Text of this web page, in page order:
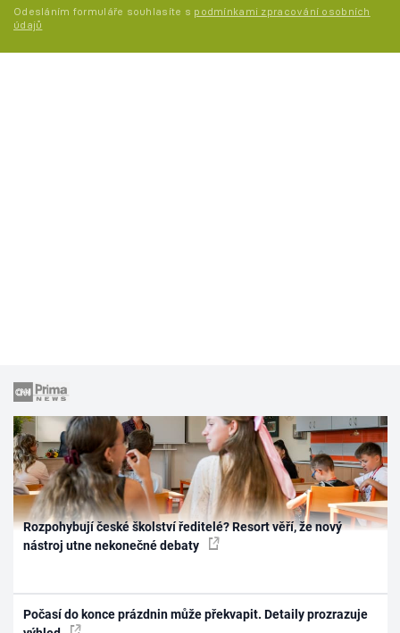
Odesláním formuláře souhlasíte s podmínkami zpracování osobních
údajů
Rozpohybují české školství ředitelé? Resort věří, že nový
nástroj utne nekonečné debaty
Počasí do konce prázdnin může překvapit. Detaily prozrazuje